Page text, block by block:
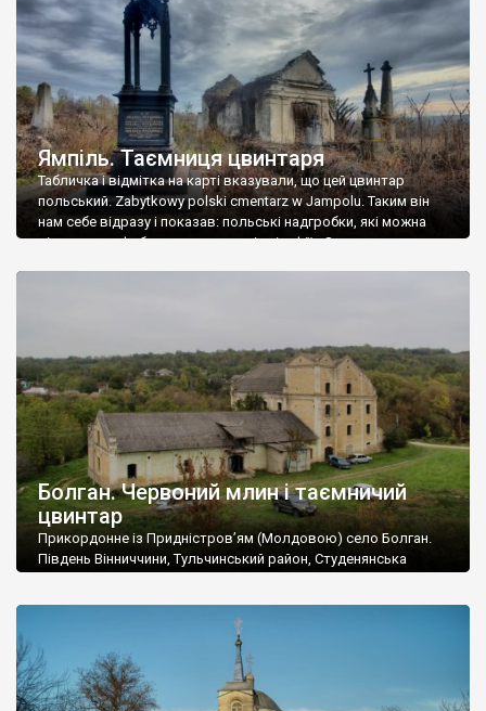
Ямпіль. Таємниця цвинтаря
Табличка і відмітка на карті вказували, що цей цвинтар
польський. Zabytkowy polski cmentarz w Jampolu. Таким він
нам себе відразу і показав: польські надгробки, які можна
віднести до фабричних, польські епітафії… Загалом цвинтар
Болган. Червоний млин і таємничий
цвинтар
Прикордонне із Придністров’ям (Молдовою) село Болган.
Південь Вінниччини, Тульчинський район, Студенянська
старовинний цвинтар із кам’яними хрестами. Всі епітафії, які
збереглися, написані кирилицею, церковнослов’янською
мовою. За всіма традиційними ознаками – цвинтар
український. Хрести датуються 19 століттям. У 1924-1940
роках Болган […]